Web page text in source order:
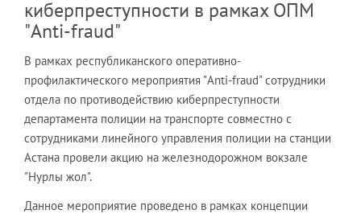
киберпреступности в рамках ОПМ
"Anti-fraud"
В рамках республиканского оперативно-
профилактического мероприятия "Anti-fraud" сотрудники
отдела по противодействию киберпреступности
департамента полиции на транспорте совместно с
сотрудниками линейного управления полиции на станции
Астана провели акцию на железнодорожном вокзале
"Нурлы жол".
Данное мероприятие проведено в рамках концепции